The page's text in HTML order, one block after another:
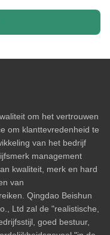
om het vertrouwen
om klanttevredenheid te
van het bedrijf
management
kwaliteit, merk en hard
van
Qingdao Beishun
Ltd zal de "realistische,
goed bestuur,